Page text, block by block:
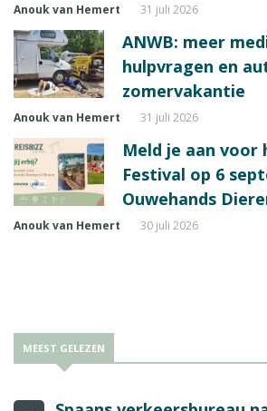
Anouk van Hemert 31 juli 2026
ANWB: meer
hulpvragen en
zomervakantie
Anouk van Hemert 31 juli 2026
Meld je aan voor
Festival op 6
Ouwehands
Anouk van Hemert 30 juli 2026
MEEST GELEZEN